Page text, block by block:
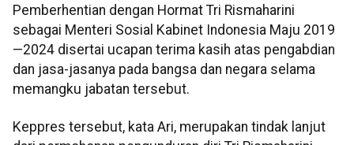
Pemberhentian dengan Hormat Tri Rismaharini
sebagai Menteri Sosial Kabinet Indonesia Maju 2019
—2024 disertai ucapan terima kasih atas pengabdian
dan jasa-jasanya pada bangsa dan negara selama
memangku jabatan tersebut.
Keppres tersebut, kata Ari, merupakan tindak lanjut